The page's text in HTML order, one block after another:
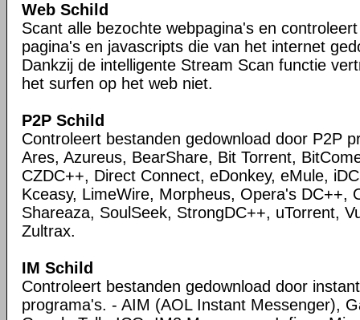
Web Schild
Scant alle bezochte webpagina's en
pagina's en javascripts die van het internet
Dankzij de intelligente Stream Scan functie
het surfen op het web niet.
P2P Schild
Controleert bestanden gedownload door P2P
Ares, Azureus, BearShare, Bit Torrent,
CZDC++, Direct Connect, eDonkey, eMule,
Kceasy, LimeWire, Morpheus, Opera's DC++,
Shareaza, SoulSeek, StrongDC++, uTorrent,
Zultrax.
IM Schild
Controleert bestanden gedownload door
programa's. - AIM (AOL Instant Messenger),